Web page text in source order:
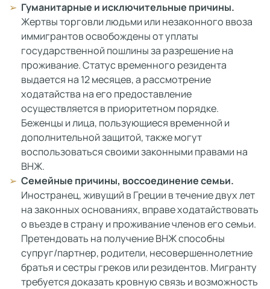
Гуманитарные и исключительные причины.
Жертвы торговли людьми или незаконного ввоза
иммигрантов освобождены от уплаты
государственной пошлины за разрешение на
проживание. Статус временного резидента
выдается на 12 месяцев, а рассмотрение
ходатайства на его предоставление
осуществляется в приоритетном порядке.
Беженцы и лица, пользующиеся временной и
дополнительной защитой, также могут
воспользоваться своими законными правами на
ВНЖ.
Семейные причины, воссоединение семьи.
Иностранец, живущий в Греции в течение двух лет
на законных основаниях, вправе ходатайствовать
о въезде в страну и проживание членов его семьи.
Претендовать на получение ВНЖ способны
супруг/партнер, родители, несовершеннолетние
братья и сестры греков или резидентов. Мигранту
требуется доказать кровную связь и возможность